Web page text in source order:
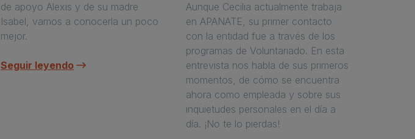
de apoyo Alexis y de su madre
Isabel, vamos a conocerla un poco
mejor.
Seguir leyendo
Aunque Cecilia actualmente trabaja
en APANATE, su primer contacto
con la entidad fue a través de los
programas de Voluntariado. En esta
entrevista nos habla de sus primeros
momentos, de cómo se encuentra
ahora como empleada y sobre sus
inquietudes personales en el día a
día. ¡No te lo pierdas!